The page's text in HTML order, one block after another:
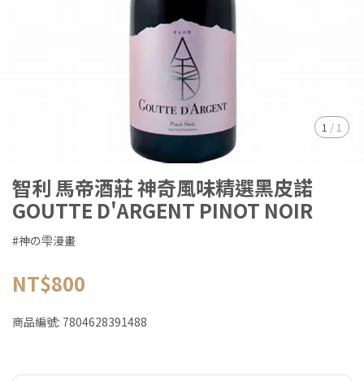
1 / 1
智利 馬帝酒莊 神奇風味精選黑皮諾
GOUTTE D'ARGENT PINOT NOIR
#神の雫漫畫
NT$800
商品編號: 7804628391488